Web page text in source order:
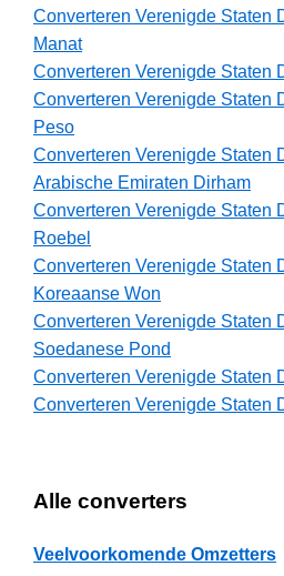
Converteren Verenigde Staten
Manat
Converteren Verenigde Staten
Converteren Verenigde Staten
Peso
Converteren Verenigde Staten
Arabische Emiraten Dirham
Converteren Verenigde Staten
Roebel
Converteren Verenigde Staten
Koreaanse Won
Converteren Verenigde Staten
Soedanese Pond
Converteren Verenigde Staten
Converteren Verenigde Staten
Alle converters
Veelvoorkomende Omzetters